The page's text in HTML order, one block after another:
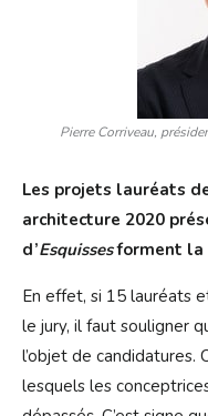
Pierre Corriveau,
Les projets lauréats
architecture 2020
d’Esquissesforment la
En effet, si 15 lauréats
le jury, il faut souligner
l’objet de
lesquels les